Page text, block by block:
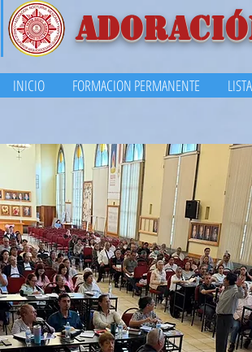
INICIO FORMACION PERMANENTE